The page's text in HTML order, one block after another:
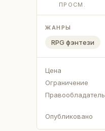
ПРОСМ.
ЖАНРЫ
RPG фэнтези
Цена
Ограничение
Правообладатель
Опубликовано